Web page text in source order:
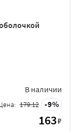
В наличии
179.12 9
163₽